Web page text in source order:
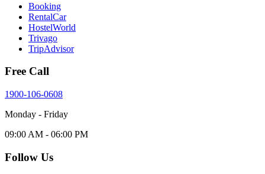
Booking
RentalCar
HostelWorld
Trivago
TripAdvisor
Free Call
1900-106-0608
Monday - Friday
09:00 AM - 06:00 PM
Follow Us